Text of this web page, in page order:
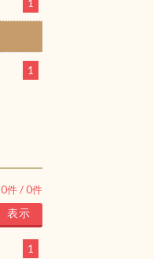
1
1
0件 /0件
1